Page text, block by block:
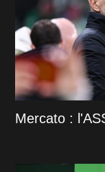
Mercato :